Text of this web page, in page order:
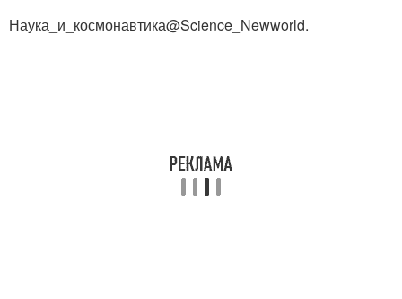
Наука_и_космонавтика@Science_Newworld.